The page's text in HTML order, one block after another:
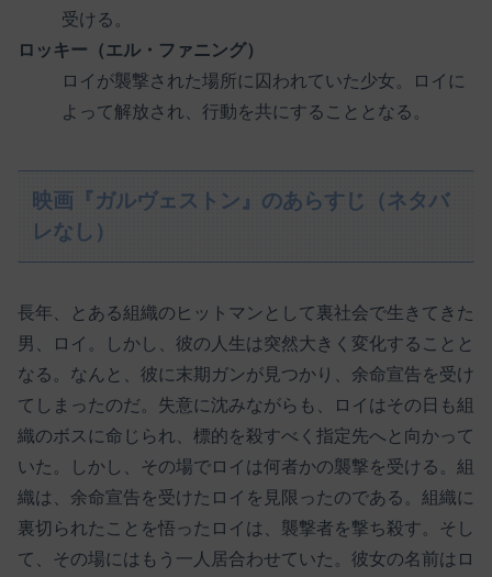
受ける。
ロッキー（エル・ファニング）
ロイが襲撃された場所に囚われていた少女。ロイに
よって解放され、行動を共にすることとなる。
映画『ガルヴェストン』のあらすじ（ネタバ
レなし）
長年、とある組織のヒットマンとして裏社会で生きてきた
男、ロイ。しかし、彼の人生は突然大きく変化することと
なる。なんと、彼に末期ガンが見つかり、余命宣告を受け
てしまったのだ。失意に沈みながらも、ロイはその日も組
織のボスに命じられ、標的を殺すべく指定先へと向かって
いた。しかし、その場でロイは何者かの襲撃を受ける。組
織は、余命宣告を受けたロイを見限ったのである。組織に
裏切られたことを悟ったロイは、襲撃者を撃ち殺す。そし
て、その場にはもう一人居合わせていた。彼女の名前はロ